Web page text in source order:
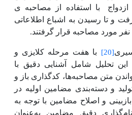
با استفاده از مصاحبه ی
و تا رسیدن به اشباع اطلاعاتی
نفر مورد مصاحبه قرار گرفتند.
[20]
با هفت مرحله کلایزی و
این تحلیل شامل آشنایی دقیق با
متن مصاحبه‌ها، کدگذاری باز و
و دسته‌بندی مضامین اولیه در
و اصلاح مضامین با توجه به
دقیق مضامین به‌عنوان